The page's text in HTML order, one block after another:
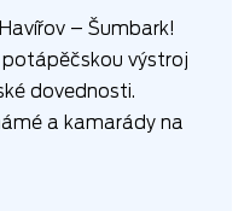
– Šumbark!
výstroj
dovednosti.
a kamarády na